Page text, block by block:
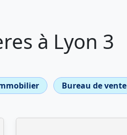
à Lyon 3
Bureau de vente